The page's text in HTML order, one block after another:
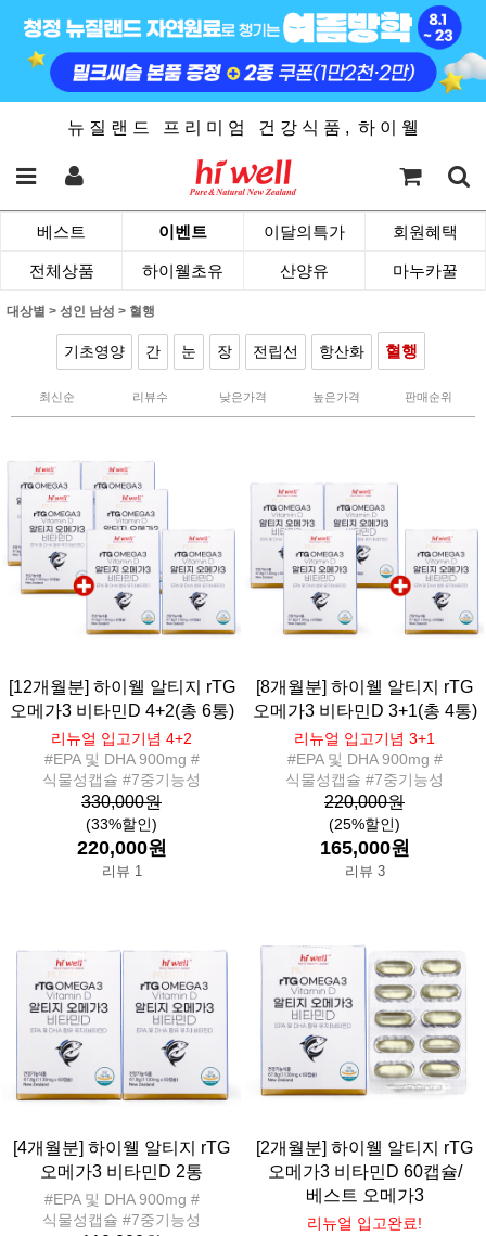
뉴 질 랜 드 프 리 미 엄 건 강 식 품 , 하 이 웰
베스트 이벤트 이달의특가 회원혜택
전체상품 하이웰초유 산양유 마누카꿀
대상별 > 성인 남성 > 혈행
기초영양 간 눈 장 전립선 항산화 혈행
최신순 리뷰수 낮은가격 높은가격 판매순위
[12개월분] 하이웰 알티지 rTG
오메가3 비타민D 4+2(총 6통)
리뉴얼 입고기념 4+2
#EPA 및 DHA 900mg #
식물성캡슐 #7중기능성
330,000원
(33%할인)
220,000원
리뷰 1
[8개월분] 하이웰 알티지 rTG
오메가3 비타민D 3+1(총 4통)
리뉴얼 입고기념 3+1
#EPA 및 DHA 900mg #
식물성캡슐 #7중기능성
220,000원
(25%할인)
165,000원
리뷰 3
[4개월분] 하이웰 알티지 rTG
오메가3 비타민D 2통
#EPA 및 DHA 900mg #
식물성캡슐 #7중기능성
[2개월분] 하이웰 알티지 rTG
오메가3 비타민D 60캡슐/
베스트 오메가3
리뉴얼 입고완료!